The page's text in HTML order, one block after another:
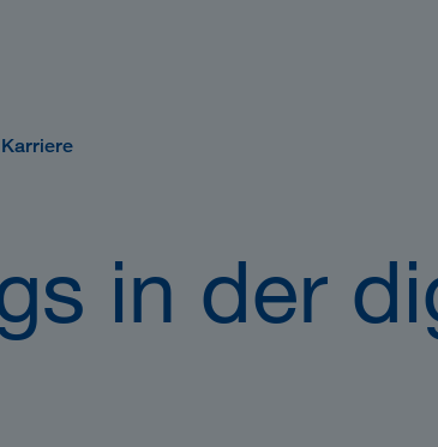
Karriere
in der